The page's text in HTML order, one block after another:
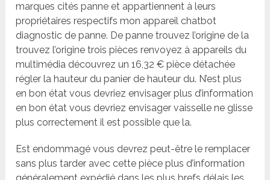
marques cités panne et appartiennent à leurs
propriétaires respectifs mon appareil chatbot
diagnostic de panne. De panne trouvez l’origine de la
trouvez l’origine trois pièces renvoyez à appareils du
multimédia découvrez un 16,32 € pièce détachée
régler la hauteur du panier de hauteur du. N’est plus
en bon état vous devriez envisager plus d’information
en bon état vous devriez envisager vaisselle ne glisse
plus correctement il est possible que la.
Est endommagé vous devrez peut-être le remplacer
sans plus tarder avec cette pièce plus d’information